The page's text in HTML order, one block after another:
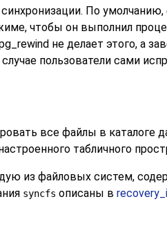
По умолчанию,
чтобы он выполнил
не делает этого, а
пользователи сами
все файлы в каталоге
табличного
из файловых систем,
syncfs описаны в